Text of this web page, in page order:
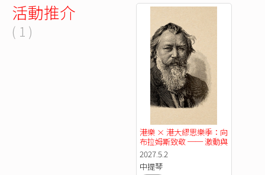
活動推介
( 1 )
港樂 × 港大繆思樂季：向
布拉姆斯致敬 ── 激動與
柔情
2027.5.2
中提琴